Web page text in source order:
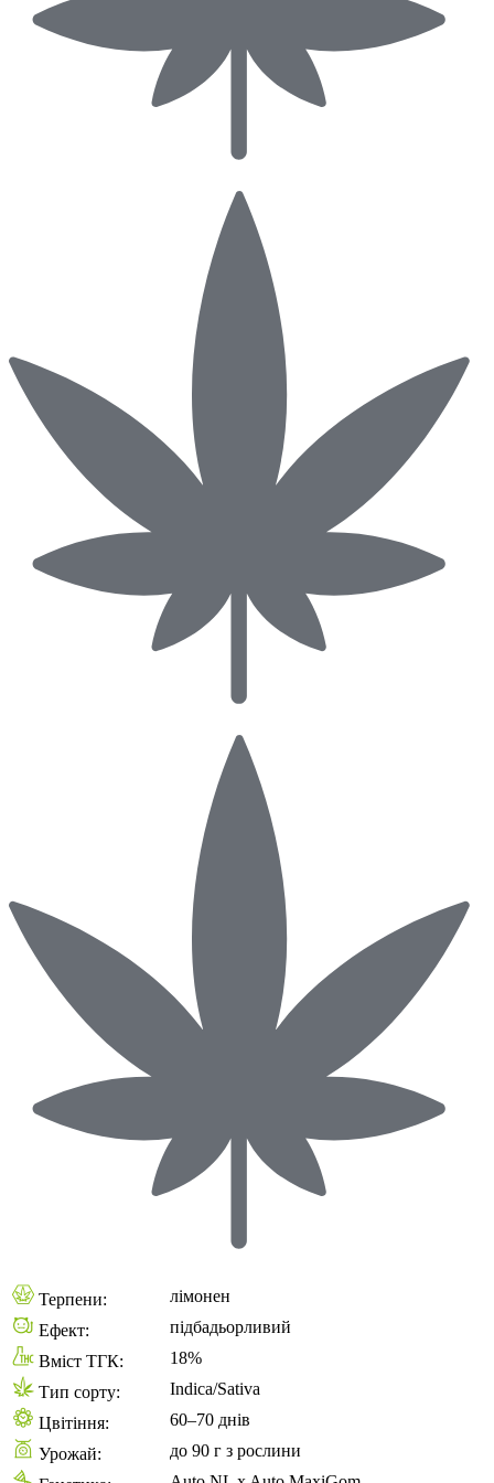
Терпени:
лімонен
Ефект:
підбадьорливий
Вміст ТГК:
18%
Тип сорту:
Indica/Sativa
Цвітіння:
60–70 днів
Урожай:
до 90 г з рослини